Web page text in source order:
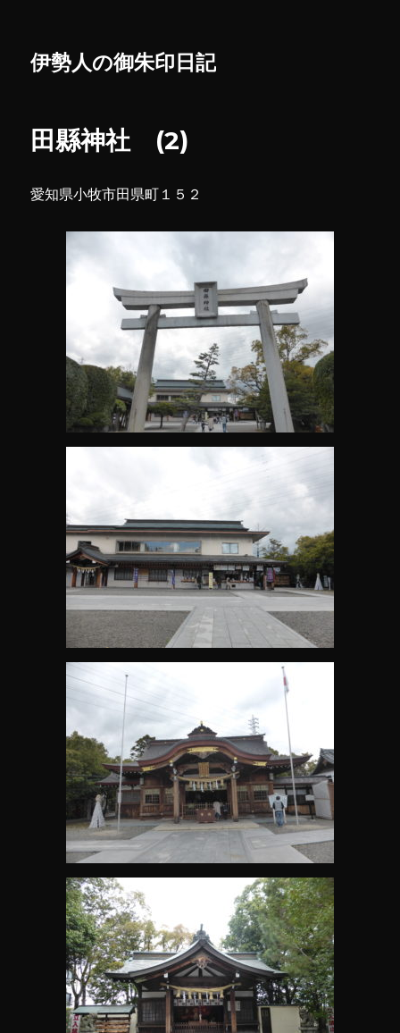
伊勢人の御朱印日記
田縣神社 (2)
愛知県小牧市田県町１５２